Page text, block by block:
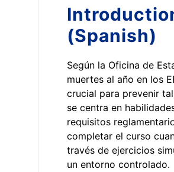
(Spanish)
Según la Oficina de
muertes al año en los
crucial para prevenir
se centra en
requisitos
completar el curso
través de ejercicios
un entorno controlado.